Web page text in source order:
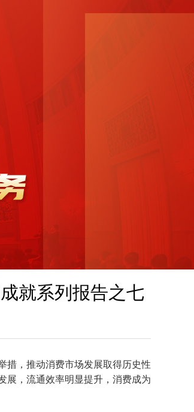
就系列报告之七
措，推动消费市场发展取得历史性
展，流通效率明显提升，消费成为